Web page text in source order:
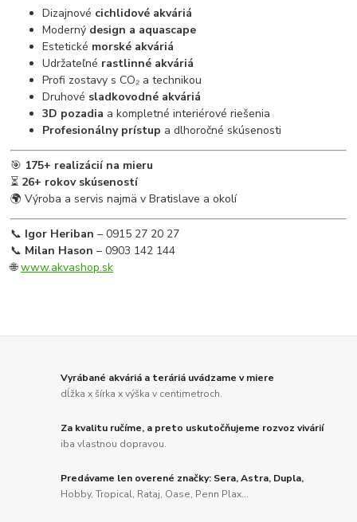
Dizajnové cichlidové akváriá
Moderný design a aquascape
Estetické morské akváriá
Udržateľné rastlinné akváriá
Profi zostavy s CO₂ a technikou
Druhové sladkovodné akváriá
3D pozadia a kompletné interiérové riešenia
Profesionálny prístup a dlhoročné skúsenosti
🎯 175+ realizácií na mieru
⏳ 26+ rokov skúseností
🌍 Výroba a servis najmä v Bratislave a okolí
📞 Igor Heriban – 0915 27 20 27
📞 Milan Hason – 0903 142 144
🌐www.akvashop.sk
Vyrábané akváriá a teráriá uvádzame v miere
dĺžka x šírka x výška v centimetroch.
Za kvalitu ručíme, a preto uskutočňujeme rozvoz vivárií
iba vlastnou dopravou.
Predávame len overené značky: Sera, Astra, Dupla,
Hobby, Tropical, Rataj, Oase, Penn Plax...